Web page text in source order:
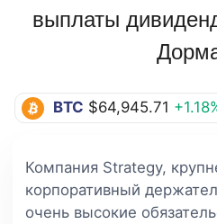
выплаты
BTC $64,945.71
Компания Strategy,
корпоративный
очень высокие